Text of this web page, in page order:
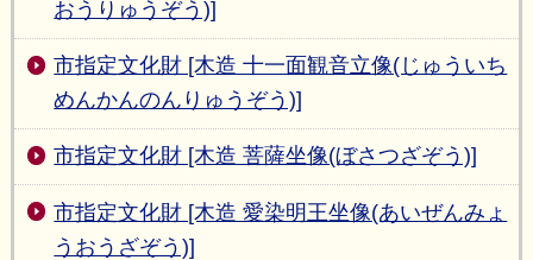
おうりゅうぞう)]
市指定文化財 [木造 十一面観音立像(じゅういち
めんかんのんりゅうぞう)]
市指定文化財 [木造 菩薩坐像(ぼさつざぞう)]
市指定文化財 [木造 愛染明王坐像(あいぜんみょ
うおうざぞう)]